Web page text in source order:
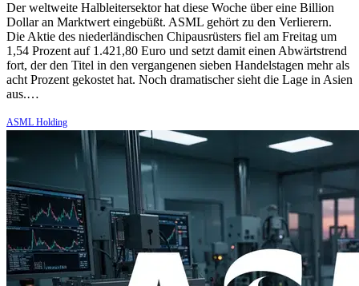
Der weltweite Halbleitersektor hat diese Woche über eine Billion
Dollar an Marktwert eingebüßt. ASML gehört zu den Verlierern.
Die Aktie des niederländischen Chipausrüsters fiel am Freitag um
1,54 Prozent auf 1.421,80 Euro und setzt damit einen Abwärtstrend
fort, der den Titel in den vergangenen sieben Handelstagen mehr als
acht Prozent gekostet hat. Noch dramatischer sieht die Lage in Asien
aus.…
ASML Holding